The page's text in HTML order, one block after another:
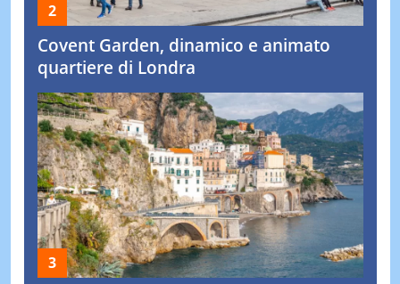
Covent Garden, dinamico e animato
quartiere di Londra